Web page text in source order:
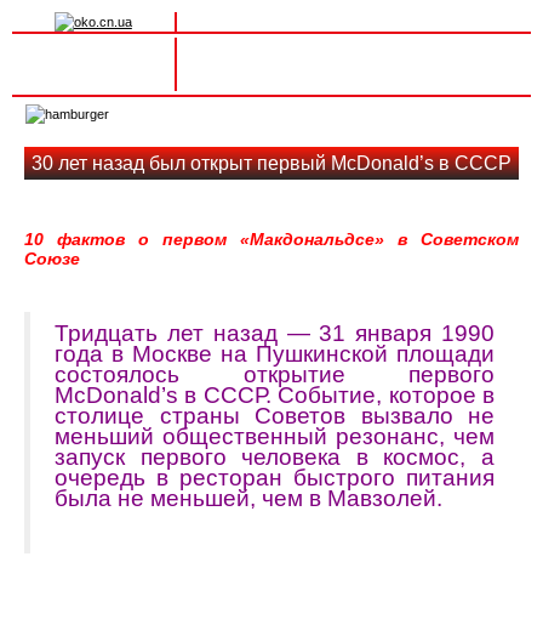
navigation
30 лет назад был открыт первый McDonald’s в СССР
10 фактов о первом «Макдональдсе» в Советском
Союзе
Тридцать лет назад — 31 января 1990
года в Москве на Пушкинской площади
состоялось открытие первого
McDonald’s в СССР. Событие, которое в
столице страны Советов вызвало не
меньший общественный резонанс, чем
запуск первого человека в космос, а
очередь в ресторан быстрого питания
была не меньшей, чем в Мавзолей.